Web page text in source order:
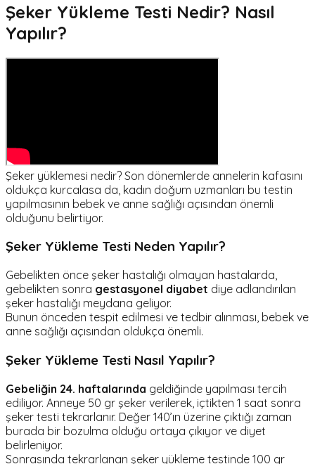
Şeker Yükleme Testi Nedir? Nasıl
Yapılır?
Şeker yüklemesi nedir? Son dönemlerde annelerin kafasını
oldukça kurcalasa da, kadın doğum uzmanları bu testin
yapılmasının bebek ve anne sağlığı açısından önemli
olduğunu belirtiyor.
Şeker Yükleme Testi Neden Yapılır?
Gebelikten önce şeker hastalığı olmayan hastalarda,
gebelikten sonra gestasyonel diyabet diye adlandırılan
şeker hastalığı meydana geliyor.
Bunun önceden tespit edilmesi ve tedbir alınması, bebek ve
anne sağlığı açısından oldukça önemli.
Şeker Yükleme Testi Nasıl Yapılır?
Gebeliğin 24. haftalarında geldiğinde yapılması tercih
ediliyor. Anneye 50 gr şeker verilerek, içtikten 1 saat sonra
şeker testi tekrarlanır. Değer 140’ın üzerine çıktığı zaman
burada bir bozulma olduğu ortaya çıkıyor ve diyet
belirleniyor.
Sonrasında tekrarlanan şeker yükleme testinde 100 gr